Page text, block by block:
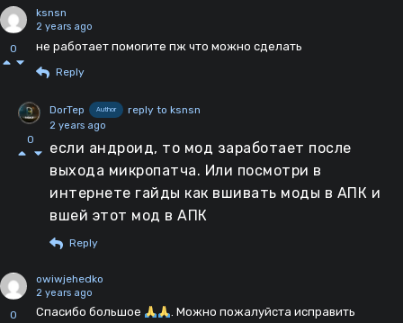
0
ksnsn
2 years ago
не работает помогите пж что можно сделать
Reply
0
DorTep Author reply to ksnsn
2 years ago
если андроид, то мод заработает после
выхода микропатча. Или посмотри в
интернете гайды как вшивать моды в АПК и
вшей этот мод в АПК
Reply
0
owiwjehedko
2 years ago
Спасибо большое
. Можно пожалуйста исправить